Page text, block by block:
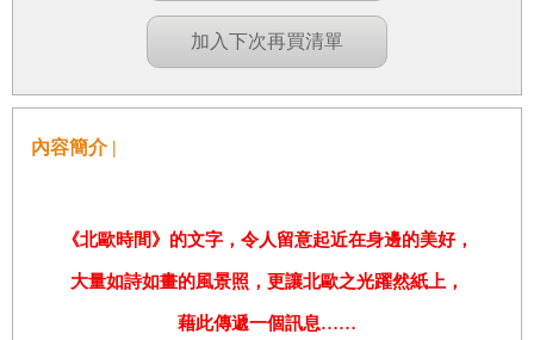
加入下次再買清單
內容簡介 |
《北歐時間》的文字，令人留意起近在身邊的美好，
大量如詩如畫的風景照，更讓北歐之光躍然紙上，
藉此傳遞一個訊息……